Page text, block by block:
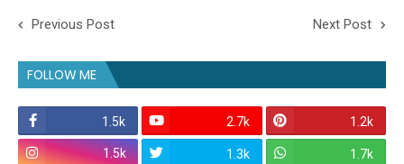
Previous Post Next Post
FOLLOW ME
1.5k 2.7k 1.2k
1.5k 1.3k 1.7k